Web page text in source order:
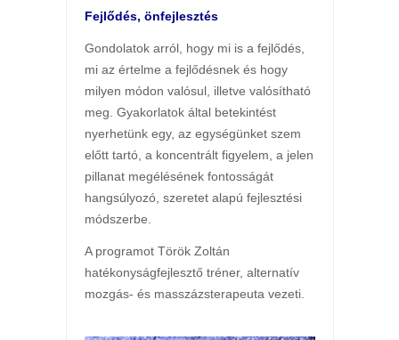
Fejlődés, önfejlesztés
Gondolatok arról, hogy mi is a fejlődés,
mi az értelme a fejlődésnek és hogy
milyen módon valósul, illetve valósítható
meg. Gyakorlatok által betekintést
nyerhetünk egy, az egységünket szem
előtt tartó, a koncentrált figyelem, a jelen
pillanat megélésének fontosságát
hangsúlyozó, szeretet alapú fejlesztési
módszerbe.
A programot Török Zoltán
hatékonyságfejlesztő tréner, alternatív
mozgás- és masszázsterapeuta vezeti.